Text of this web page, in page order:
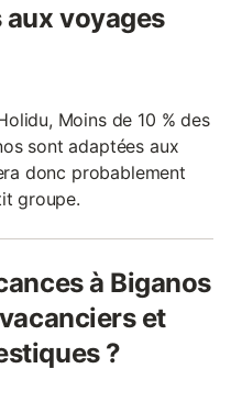
voyages
Moins de 10 % des
sont adaptées aux
donc probablement
groupe.
à Biganos
et
?